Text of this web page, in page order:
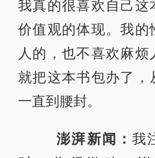
shit”（胡扯）。
田朴珺：That’s
因为我没有刻意去
象。我觉得不需要。
想展现真实的我是